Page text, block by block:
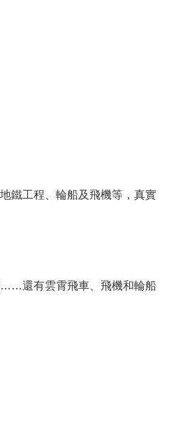
鐵工程、輪船及飛機等，真實
……還有雲霄飛車、飛機和輪船